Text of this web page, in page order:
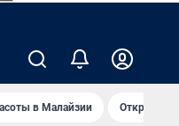
в Малайзии Открыл